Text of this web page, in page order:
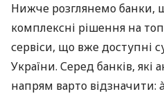
Нижче розглянемо банки,
комплексні рішення на
сервіси, що вже доступні
України. Серед банків,
напрям варто відзначити: